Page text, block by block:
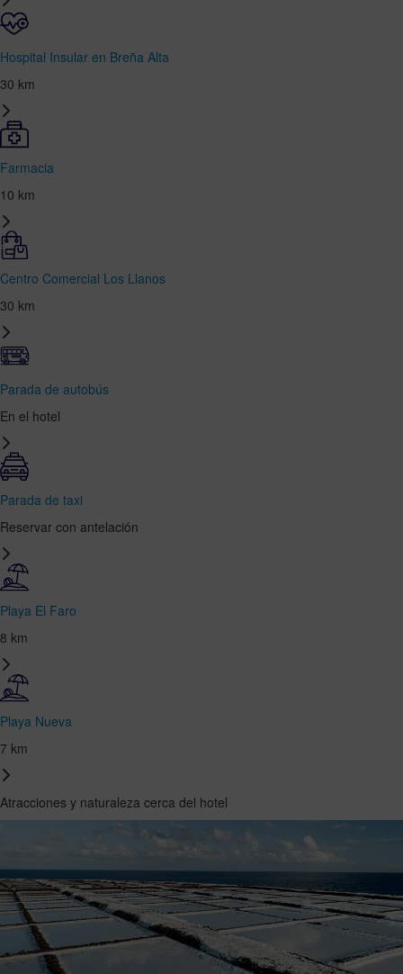
Hospital Insular en Breña Alta
30 km
Farmacia
10 km
Centro Comercial Los Llanos
30 km
Parada de autobús
En el hotel
Parada de taxi
Reservar con antelación
Playa El Faro
8 km
Playa Nueva
7 km
Atracciones y naturaleza cerca del hotel